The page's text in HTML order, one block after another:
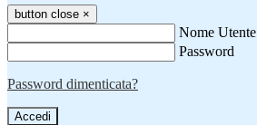
button close ×
Nome Utente
Password
Password dimenticata?